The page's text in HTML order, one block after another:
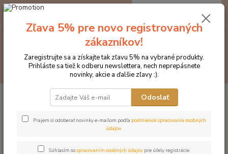
Hľadať
za0 €
Značka oblečenia MONTAR ZĽAVY!
Podsedlové dečky
MONTAR podsedlová dečka Navy Jump Dlux
MONTAR podsedlová dečka Navy
Jump Dlux
Zľava 5% pre novo registrovaných
zákazníkov!
Zaregistrujte sa a získajte tak zľavu 5% na vybrané produkty.
Prihláste sa tiež k odberu newslettera, nech neprepásnete
novinky, akcie a ďalšie zľavy :).
Odoslať
Prajem si odoberať novinky e-mailom podľa podmienok spracovania osobných
údajov.
Súhlasím sospracovaním osobných údajov pre účely registrácie.